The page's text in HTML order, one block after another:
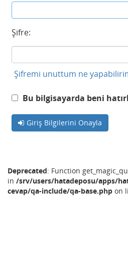
Şifre:
Şifremi unuttum ne
Bu bilgisayarda beni
Giriş Bilgilerini Onayla
Deprecated: Function
in /srv/users/hatadeposu/apps/
cevap/qa-include/qa-base.php on